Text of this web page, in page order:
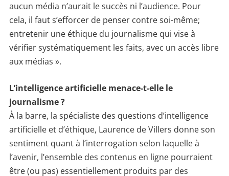
aucun média n’aurait le succès ni l’audience. Pour
cela, il faut s’efforcer de penser contre soi-même;
entretenir une éthique du journalisme qui vise à
vérifier systématiquement les faits, avec un accès libre
aux médias ».
L’intelligence artificielle menace-t-elle le
journalisme ?
À la barre, la spécialiste des questions d’intelligence
artificielle et d’éthique, Laurence de Villers donne son
sentiment quant à l’interrogation selon laquelle à
l’avenir, l’ensemble des contenus en ligne pourraient
être (ou pas) essentiellement produits par des